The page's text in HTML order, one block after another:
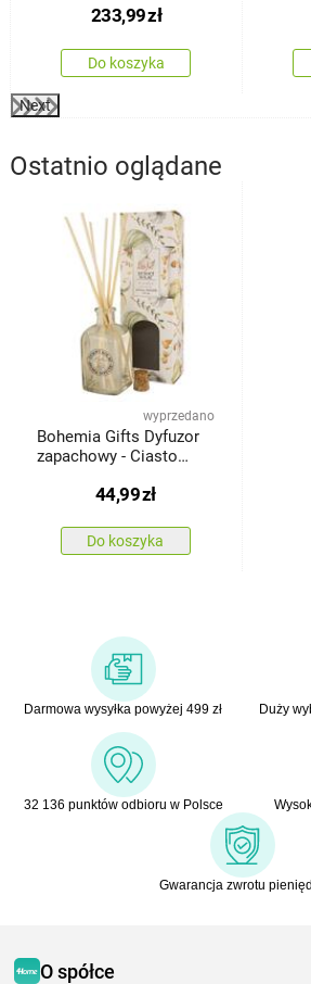
233,99zł
Do koszyka
Next
Ostatnio oglądane
wyprzedano
Bohemia Gifts Dyfuzor
zapachowy - Ciasto
44,99zł
Do koszyka
Darmowa wysyłka powyżej 499 zł
Duży
32 136 punktów odbioru w Polsce
Gwarancja zwrotu
O spółce